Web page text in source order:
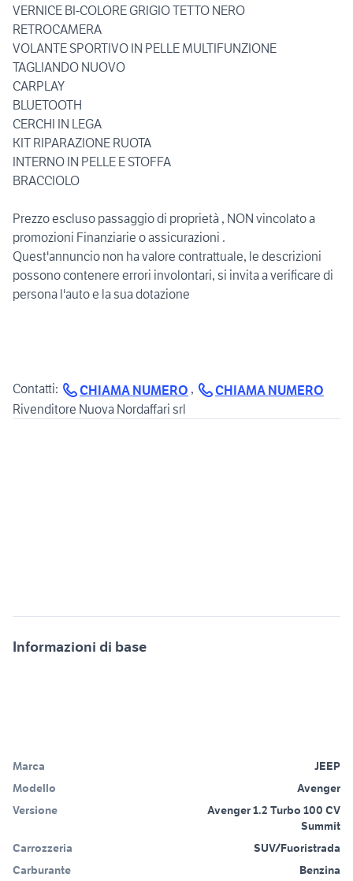
VERNICE BI-COLORE GRIGIO TETTO NERO
RETROCAMERA
VOLANTE SPORTIVO IN PELLE MULTIFUNZIONE
TAGLIANDO NUOVO
CARPLAY
BLUETOOTH
CERCHI IN LEGA
KIT RIPARAZIONE RUOTA
INTERNO IN PELLE E STOFFA
BRACCIOLO
Prezzo escluso passaggio di proprietà , NON vincolato a
promozioni Finanziarie o assicurazioni .
Quest'annuncio non ha valore contrattuale, le descrizioni
possono contenere errori involontari, si invita a verificare di
persona l'auto e la sua dotazione
Contatti: CHIAMA NUMERO ,
CHIAMA NUMERO
Rivenditore Nuova Nordaffari srl
Informazioni di base
Marca
JEEP
Modello
Avenger
Versione
Avenger 1.2 Turbo 100 CV
Summit
Carrozzeria
SUV/Fuoristrada
Carburante
Benzina